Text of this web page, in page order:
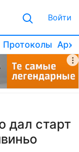
Войти
Протоколы
дал старт